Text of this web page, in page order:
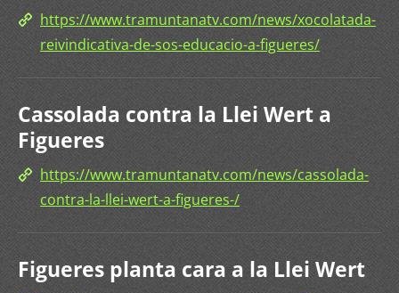
https://www.tramuntanatv.com/news/xocolatada-
reivindicativa-de-sos-educacio-a-figueres/
Cassolada contra la Llei Wert a
Figueres
https://www.tramuntanatv.com/news/cassolada-
contra-la-llei-wert-a-figueres-/
Figueres planta cara a la Llei Wert